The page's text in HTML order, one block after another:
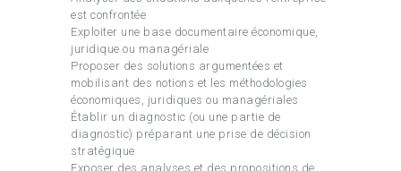
est confrontée
Exploiter une base documentaire économique,
juridique ou managériale
Proposer des solutions argumentées et
mobilisant des notions et les méthodologies
économiques, juridiques ou managériales
Établir un diagnostic (ou une partie de
diagnostic) préparant une prise de décision
stratégique
Exposer des analyses et des propositions de